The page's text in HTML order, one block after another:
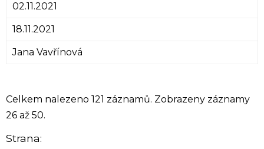
02.11.2021
18.11.2021
Jana Vavřínová
Celkem nalezeno 121 záznamů. Zobrazeny záznamy
26 až 50.
Strana: